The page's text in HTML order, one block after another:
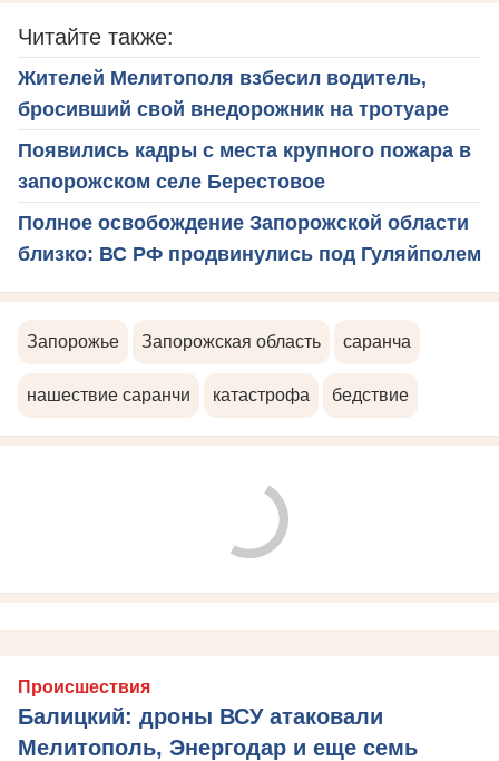
Читайте также:
Жителей Мелитополя взбесил водитель,
бросивший свой внедорожник на тротуаре
Появились кадры с места крупного пожара в
запорожском селе Берестовое
Полное освобождение Запорожской области
близко: ВС РФ продвинулись под Гуляйполем
Запорожье Запорожская область саранча
нашествие саранчи катастрофа бедствие
Происшествия
Балицкий: дроны ВСУ атаковали
Мелитополь, Энергодар и еще семь